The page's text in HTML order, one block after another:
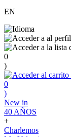
EN
0
)
0
)
New in
40 AÑOS
+
Charlemos